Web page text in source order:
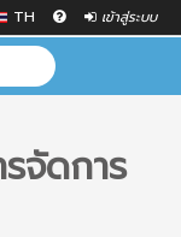
TH เข้าสู่ระบบ
จัดการ